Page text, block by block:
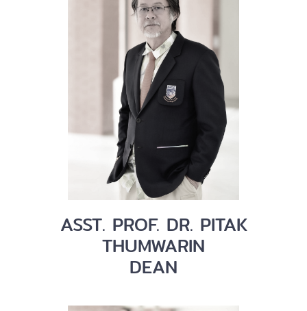
ASST. PROF. DR. PITAK
THUMWARIN
DEAN